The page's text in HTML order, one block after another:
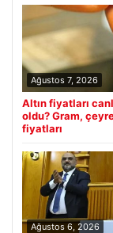
Ağustos 7, 2026
Altın fiyatları
oldu? Gram,
fiyatları
Ağustos 6, 2026